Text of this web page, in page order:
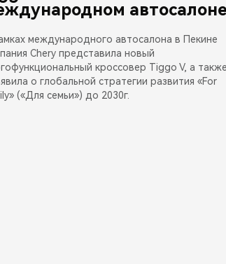
автосалоне
международного автосалона в Пекине
Chery представила новый
кроссовер Tiggo V, а также
о глобальной стратегии развития «For
(«Для семьи») до 2030г.